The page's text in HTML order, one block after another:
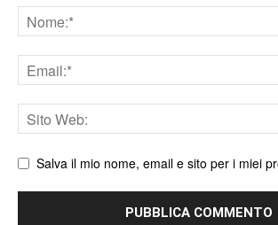
Nome
Email
Sito
web
Salva il mio nome, email e sito per i miei